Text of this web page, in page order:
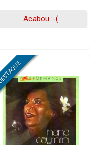
Acabou :-(